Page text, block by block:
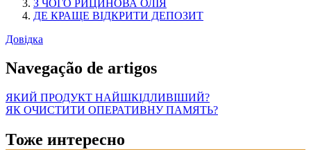
З ЧОГО РИЦИНОВА ОЛІЯ
ДЕ КРАЩЕ ВІДКРИТИ ДЕПОЗИТ
Довідка
Navegação de artigos
ЯКИЙ ПРОДУКТ НАЙШКІДЛИВІШИЙ?
ЯК ОЧИСТИТИ ОПЕРАТИВНУ ПАМЯТЬ?
Тоже интересно